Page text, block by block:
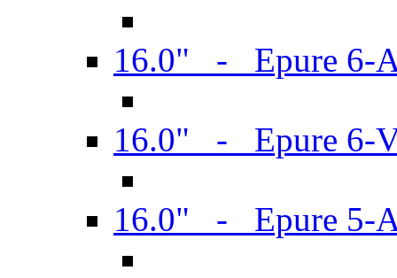
16.0" - Epure 6-
16.0" - Epure 6-
16.0" - Epure 5-